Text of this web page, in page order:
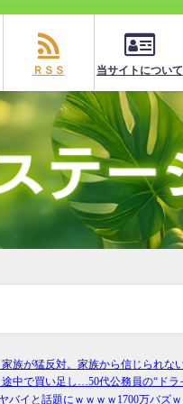
ＲＳＳ 当サイトについて